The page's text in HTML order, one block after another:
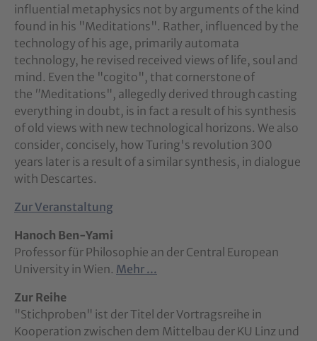
influential metaphysics not by arguments of the kind
found in his "Meditations". Rather, influenced by the
technology of his age, primarily automata
technology, he revised received views of life, soul and
mind. Even the "cogito", that cornerstone of
the "Meditations", allegedly derived through casting
everything in doubt, is in fact a result of his synthesis
of old views with new technological horizons. We also
consider, concisely, how Turing's revolution 300
years later is a result of a similar synthesis, in dialogue
with Descartes.
Zur Veranstaltung
Hanoch Ben-Yami
Professor für Philosophie an der Central European
University in Wien. Mehr ...
Zur Reihe
"Stichproben" ist der Titel der Vortragsreihe in
Kooperation zwischen dem Mittelbau der KU Linz und